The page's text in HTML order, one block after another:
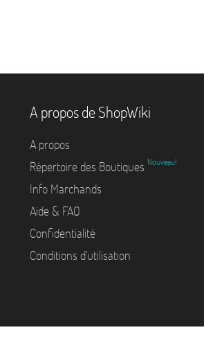
A propos de ShopWiki
A propos
Répertoire des Boutiques Nouveau!
Info Marchands
Aide & FAQ
Confidentialité
Conditions d'utilisation